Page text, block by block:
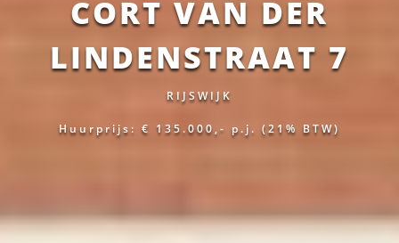
CORT VAN DER
LINDENSTRAAT 7
RIJSWIJK
Huurprijs: € 135.000,- p.j. (21% BTW)